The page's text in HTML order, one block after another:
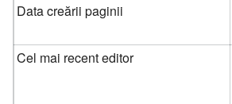
Data creării paginii
Cel mai recent editor